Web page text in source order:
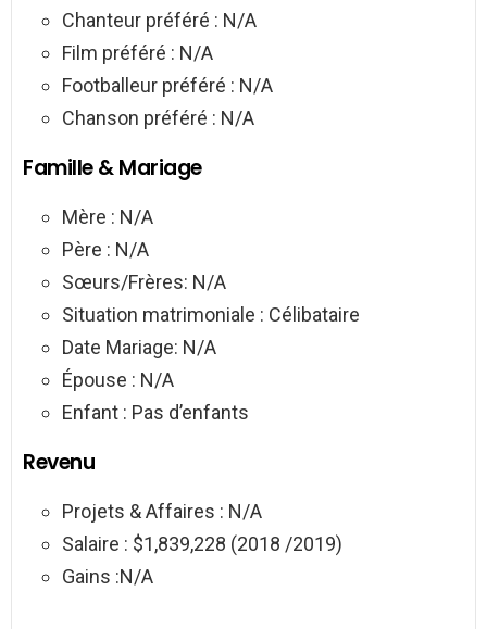
Chanteur préféré : N/A
Film préféré : N/A
Footballeur préféré : N/A
Chanson préféré : N/A
Famille & Mariage
Mère : N/A
Père : N/A
Sœurs/Frères: N/A
Situation matrimoniale : Célibataire
Date Mariage: N/A
Épouse : N/A
Enfant : Pas d’enfants
Revenu
Projets & Affaires : N/A
Salaire : $1,839,228 (2018 /2019)
Gains :N/A